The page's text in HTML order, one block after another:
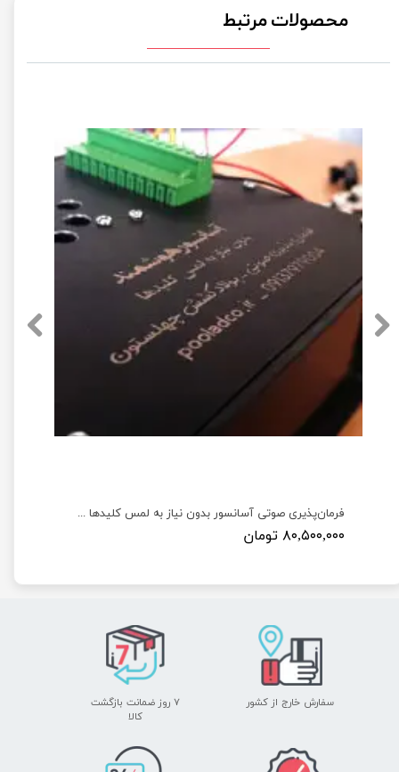
محصولات مرتبط
فرمان‌پذیری صوتی آسانسور بدون نیاز به لمس کلیدها جهت پیشگیری از بیماری‌ها و کمک به افراد توانخواه
۸۰,۵۰۰,۰۰۰ تومان
سفارش خارج از کشور
۷ روز ضمانت بازگشت
​​​​​​​کالا